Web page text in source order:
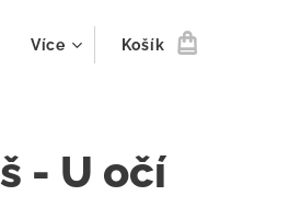
Více Košík
- U očí